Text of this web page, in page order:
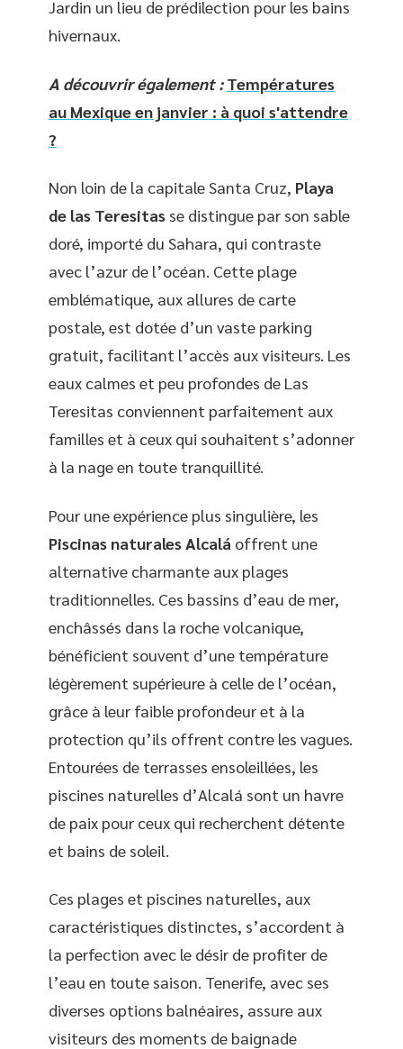
Jardin un lieu de prédilection pour les bains
hivernaux.
A découvrir également : Températures
au Mexique en janvier : à quoi s'attendre
?
Non loin de la capitale Santa Cruz, Playa
de las Teresitas se distingue par son sable
doré, importé du Sahara, qui contraste
avec l’azur de l’océan. Cette plage
emblématique, aux allures de carte
postale, est dotée d’un vaste parking
gratuit, facilitant l’accès aux visiteurs. Les
eaux calmes et peu profondes de Las
Teresitas conviennent parfaitement aux
familles et à ceux qui souhaitent s’adonner
à la nage en toute tranquillité.
Pour une expérience plus singulière, les
Piscinas naturales Alcalá offrent une
alternative charmante aux plages
traditionnelles. Ces bassins d’eau de mer,
enchâssés dans la roche volcanique,
bénéficient souvent d’une température
légèrement supérieure à celle de l’océan,
grâce à leur faible profondeur et à la
protection qu’ils offrent contre les vagues.
Entourées de terrasses ensoleillées, les
piscines naturelles d’Alcalá sont un havre
de paix pour ceux qui recherchent détente
et bains de soleil.
Ces plages et piscines naturelles, aux
caractéristiques distinctes, s’accordent à
la perfection avec le désir de profiter de
l’eau en toute saison. Tenerife, avec ses
diverses options balnéaires, assure aux
visiteurs des moments de baignade